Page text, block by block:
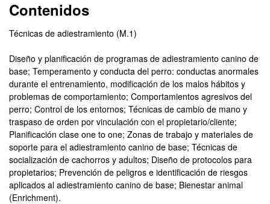
Contenidos
Técnicas de adiestramiento (M.1)
Diseño y planificación de programas de adiestramiento canino de
base; Temperamento y conducta del perro: conductas anormales
durante el entrenamiento, modificación de los malos hábitos y
problemas de comportamiento; Comportamientos agresivos del
perro; Control de los entornos; Técnicas de cambio de mano y
traspaso de orden por vinculación con el propietario/cliente;
Planificación clase one to one; Zonas de trabajo y materiales de
soporte para el adiestramiento canino de base; Técnicas de
socialización de cachorros y adultos; Diseño de protocolos para
propietarios; Prevención de peligros e identificación de riesgos
aplicados al adiestramiento canino de base; Bienestar animal
(Enrichment).